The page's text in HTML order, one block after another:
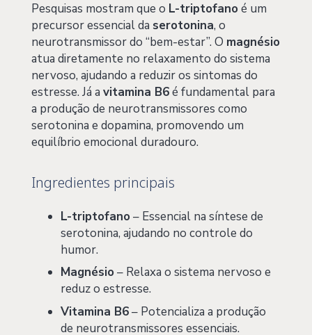
Pesquisas mostram que o L-triptofano é um
precursor essencial da serotonina, o
neurotransmissor do “bem-estar”. O magnésio
atua diretamente no relaxamento do sistema
nervoso, ajudando a reduzir os sintomas do
estresse. Já a vitamina B6é fundamental para
a produção de neurotransmissores como
serotonina e dopamina, promovendo um
equilíbrio emocional duradouro.
Ingredientes principais
L-triptofano – Essencial na síntese de
serotonina, ajudando no controle do
humor.
Magnésio – Relaxa o sistema nervoso e
reduz o estresse.
Vitamina B6– Potencializa a produção
de neurotransmissores essenciais.